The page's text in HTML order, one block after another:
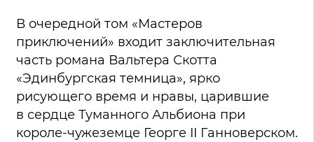
В очередной том «Мастеров
приключений» входит заключительная
часть романа Вальтера Скотта
«Эдинбургская темница», ярко
рисующего время и нравы, царившие
в сердце Туманного Альбиона при
короле-чужеземце Георге II Ганноверском.